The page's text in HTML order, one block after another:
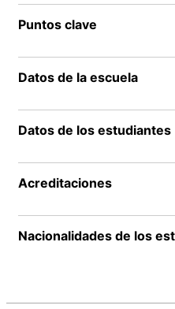
Puntos clave
Datos de la escuela
Datos de los estudiantes
Acreditaciones
Nacionalidades de los